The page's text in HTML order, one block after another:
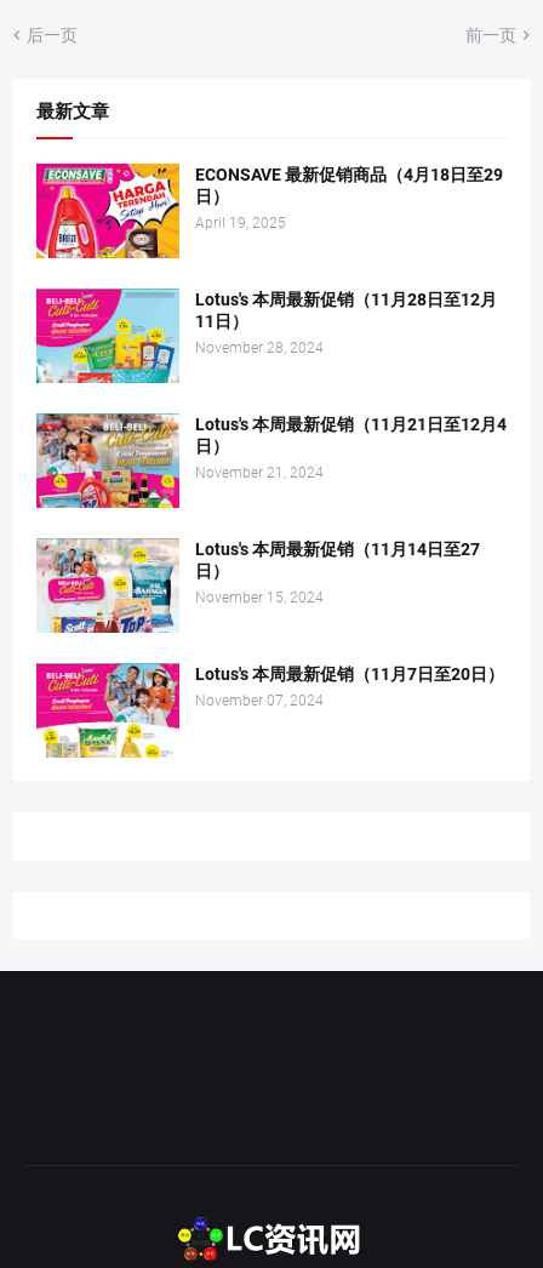
后一页 前一页
最新文章
ECONSAVE 最新促销商品（4月18日至29
日）
April 19, 2025
Lotus's 本周最新促销（11月28日至12月
11日）
November 28, 2024
Lotus's 本周最新促销（11月21日至12月4
日）
November 21, 2024
Lotus's 本周最新促销（11月14日至27
日）
November 15, 2024
Lotus's 本周最新促销（11月7日至20日）
November 07, 2024